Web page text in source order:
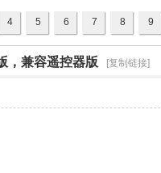
4 5 6 7 8 9
，兼容遥控器版 [复制链接]